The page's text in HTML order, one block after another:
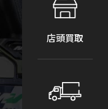
店頭買取